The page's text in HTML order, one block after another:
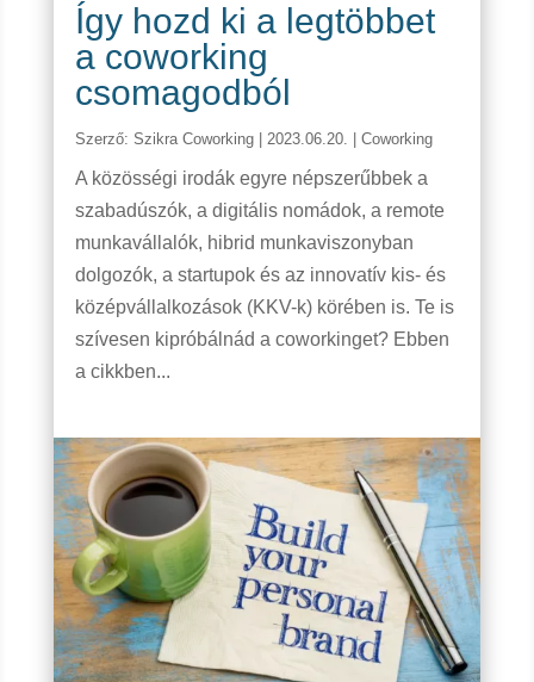
Így hozd ki a legtöbbet
a coworking
csomagodból
Szerző: Szikra Coworking| 2023.06.20. Coworking
A közösségi irodák egyre népszerűbbek a
szabadúszók, a digitális nomádok, a remote
munkavállalók, hibrid munkaviszonyban
dolgozók, a startupok és az innovatív kis- és
középvállalkozások (KKV-k) körében is. Te is
szívesen kipróbálnád a coworkinget? Ebben
a cikkben...